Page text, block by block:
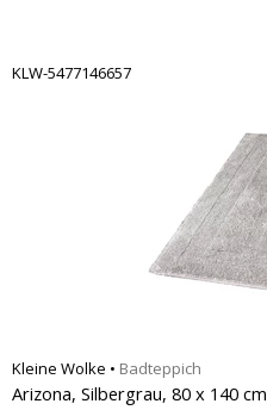
KLW-5477146657
Kleine Wolke • Badteppich
Arizona, Silbergrau, 80 x 140 cm